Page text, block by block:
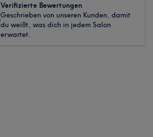
Verifizierte Bewertungen
Geschrieben von unseren Kunden, damit
du weißt, was dich in jedem Salon
erwartet.